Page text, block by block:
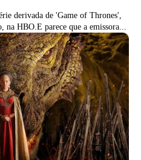
derivada de 'Game of Thrones',
na HBO.E parece que a emissora...